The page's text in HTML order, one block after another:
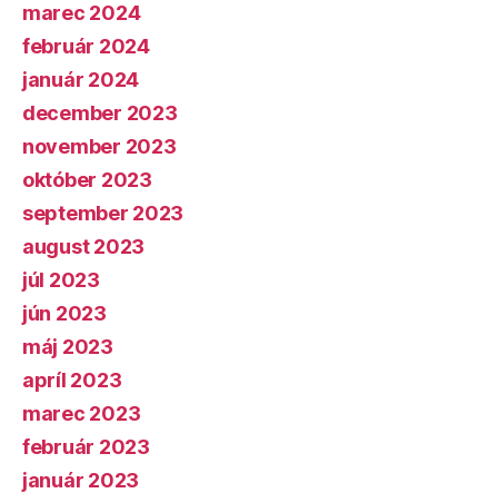
marec 2024
február 2024
január 2024
december 2023
november 2023
október 2023
september 2023
august 2023
júl 2023
jún 2023
máj 2023
apríl 2023
marec 2023
február 2023
január 2023